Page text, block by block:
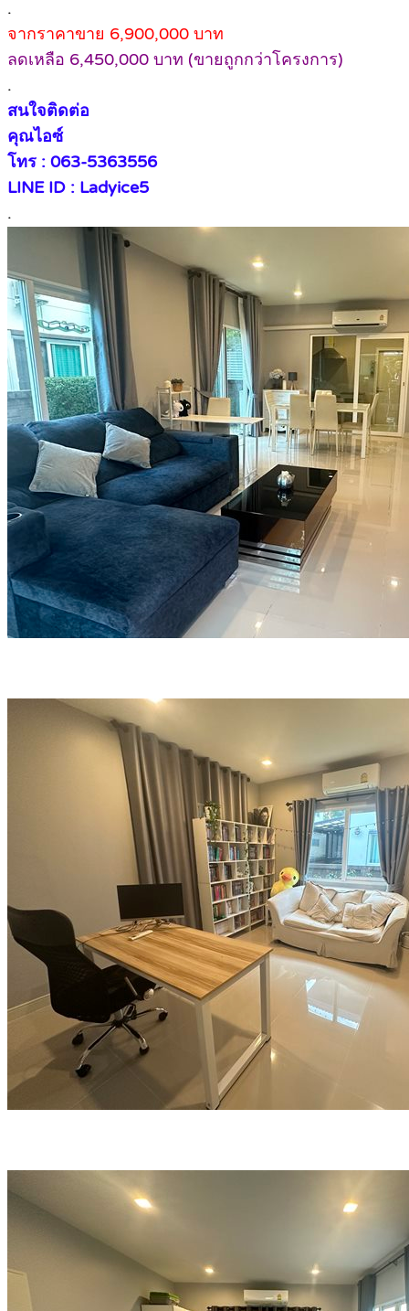
.
จากราคาขาย 6,900,000 บาท
ลดเหลือ 6,450,000 บาท (ขายถูกกว่าโครงการ)
.
สนใจติดต่อ
คุณไอซ์
โทร : 063-5363556
LINE ID : Ladyice5
.